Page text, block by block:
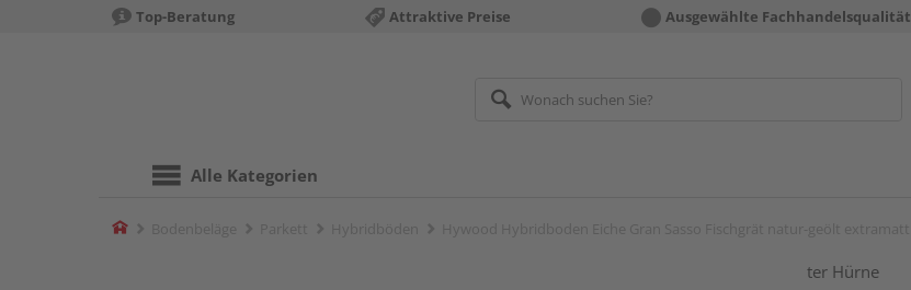
Top-Beratung Attraktive Preise Ausgewählte Fachhandelsqualität
Alle Kategorien
Home
ter Hürne